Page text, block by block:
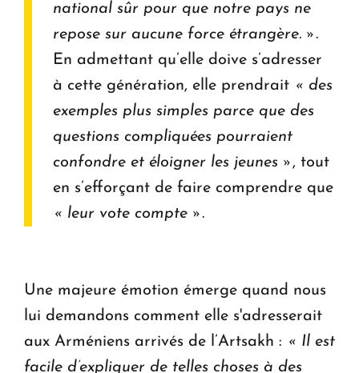
national sûr pour que notre pays ne
repose sur aucune force étrangère. ».
En admettant qu’elle doive s’adresser
à cette génération, elle prendrait « des
exemples plus simples parce que des
questions compliquées pourraient
confondre et éloigner les jeunes », tout
en s’efforçant de faire comprendre que
« leur vote compte ».
Une majeure émotion émerge quand nous
lui demandons comment elle s'adresserait
aux Arméniens arrivés de l’Artsakh : « Il est
facile d’expliquer de telles choses à des